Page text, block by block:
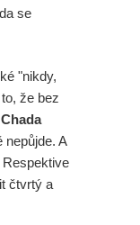
se
"nikdy,
že bez
Chada
nepůjde. A
čtvrtý a